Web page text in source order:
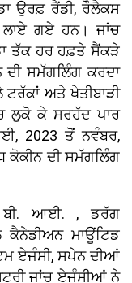
ਉਰਫ਼ ਰੈਂਡੀ, ਰੌਲੈਕਸ
ਗਏ ਹਨ। ਜਾਂਚ
ਤੱਕ ਹਰ ਹਫ਼ਤੇ ਸੈਂਕੜੇ
ਦੀ ਸਮੱਗਲਿੰਗ ਕਰਦਾ
ਅਤੇ ਖੇਤੀਬਾੜੀ
ਲੁਕੋ ਕੇ ਸਰਹੱਦ ਪਾਰ
2023 ਤੋਂ ਨਵੰਬਰ,
ਕੋਕੀਨ ਦੀ ਸਮੱਗਲਿੰਗ
ਬੀ. ਆਈ. , ਡਰੱਗ
ਮਾਊਂਟਿਡ
ਏਜੰਸੀ, ਸਪੇਨ ਦੀਆਂ
ਜਾਂਚ ਏਜੰਸੀਆਂ ਨੇ